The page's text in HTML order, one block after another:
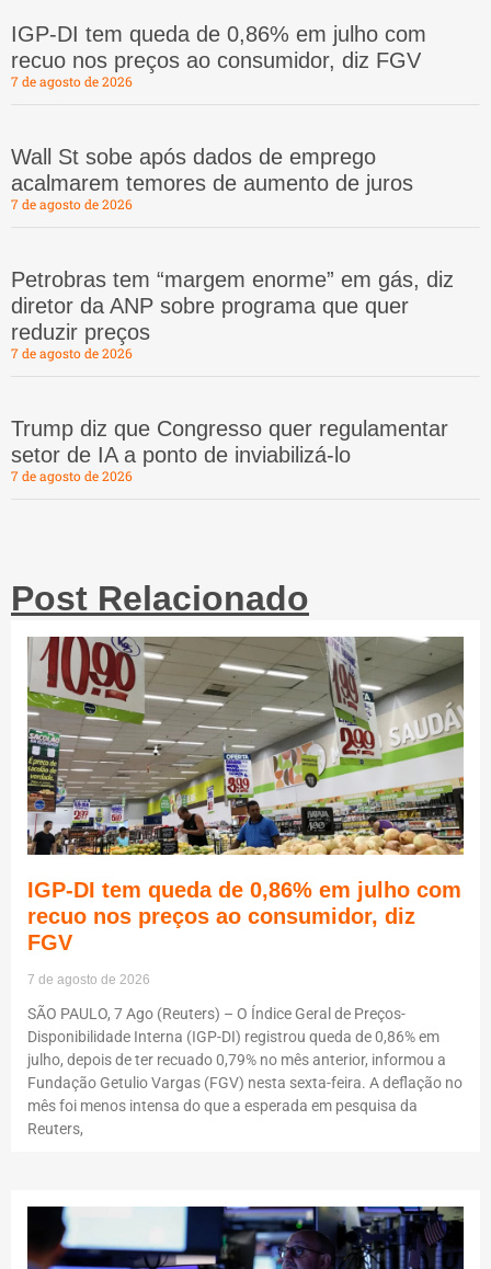
IGP-DI tem queda de 0,86% em julho com
recuo nos preços ao consumidor, diz FGV
7 de agosto de 2026
Wall St sobe após dados de emprego
acalmarem temores de aumento de juros
7 de agosto de 2026
Petrobras tem “margem enorme” em gás, diz
diretor da ANP sobre programa que quer
reduzir preços
7 de agosto de 2026
Trump diz que Congresso quer regulamentar
setor de IA a ponto de inviabilizá-lo
7 de agosto de 2026
Post Relacionado
IGP-DI tem queda de 0,86% em julho com
recuo nos preços ao consumidor, diz
FGV
7 de agosto de 2026
SÃO PAULO, 7 Ago (Reuters) – O Índice Geral de Preços-
Disponibilidade Interna (IGP-DI) registrou queda de 0,86% em
julho, depois de ter recuado 0,79% no mês anterior, informou a
Fundação Getulio Vargas (FGV) nesta sexta-feira. A deflação no
mês foi menos intensa do que a esperada em pesquisa da
Reuters,